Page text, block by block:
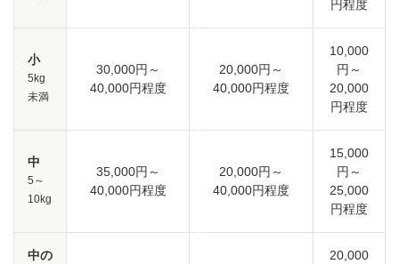
円程度
小
5kg
未満
30,000円～
40,000円程度
20,000円～
40,000円程度
10,000
円～
20,000
円程度
中
5～
10kg
35,000円～
40,000円程度
20,000円～
40,000円程度
15,000
円～
25,000
円程度
中の
20,000